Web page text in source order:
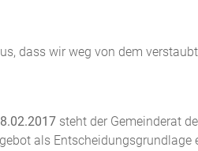
dass wir weg von dem
steht der Gemeinderat
als